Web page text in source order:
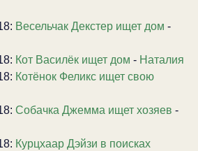
Весельчак Декстер ищет дом -
Кот Василёк ищет дом - Наталия
Котёнок Феликс ищет свою
Собачка Джемма ищет хозяев -
Курцхаар Дэйзи в поисках